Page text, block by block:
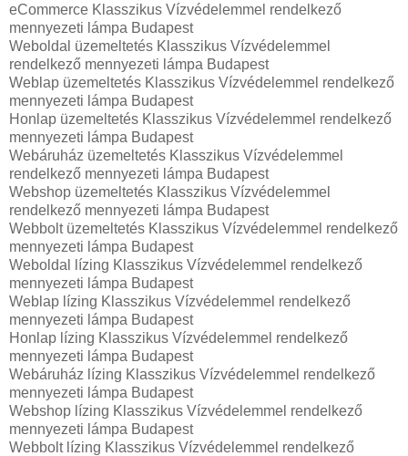
eCommerce Klasszikus Vízvédelemmel rendelkező
mennyezeti lámpa Budapest
Weboldal üzemeltetés Klasszikus Vízvédelemmel
rendelkező mennyezeti lámpa Budapest
Weblap üzemeltetés Klasszikus Vízvédelemmel rendelkező
mennyezeti lámpa Budapest
Honlap üzemeltetés Klasszikus Vízvédelemmel rendelkező
mennyezeti lámpa Budapest
Webáruház üzemeltetés Klasszikus Vízvédelemmel
rendelkező mennyezeti lámpa Budapest
Webshop üzemeltetés Klasszikus Vízvédelemmel
rendelkező mennyezeti lámpa Budapest
Webbolt üzemeltetés Klasszikus Vízvédelemmel rendelkező
mennyezeti lámpa Budapest
Weboldal lízing Klasszikus Vízvédelemmel rendelkező
mennyezeti lámpa Budapest
Weblap lízing Klasszikus Vízvédelemmel rendelkező
mennyezeti lámpa Budapest
Honlap lízing Klasszikus Vízvédelemmel rendelkező
mennyezeti lámpa Budapest
Webáruház lízing Klasszikus Vízvédelemmel rendelkező
mennyezeti lámpa Budapest
Webshop lízing Klasszikus Vízvédelemmel rendelkező
mennyezeti lámpa Budapest
Webbolt lízing Klasszikus Vízvédelemmel rendelkező